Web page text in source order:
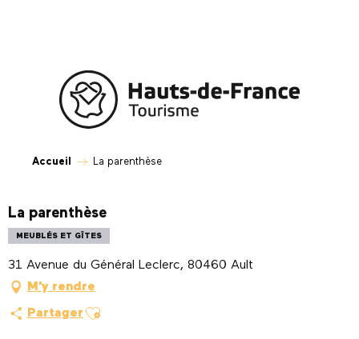
Accueil La parenthèse
La parenthèse
MEUBLÉS ET GÎTES
31 Avenue du Général Leclerc, 80460 Ault
M'y rendre
Partager Ajouter aux favoris